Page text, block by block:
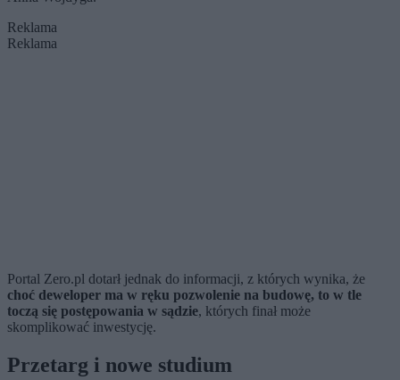
Reklama
Reklama
Portal Zero.pl dotarł jednak do informacji, z których wynika, że
choć deweloper ma w ręku pozwolenie na budowę, to w tle
toczą się postępowania w sądzie, których finał może
skomplikować inwestycję.
Przetarg i nowe studium